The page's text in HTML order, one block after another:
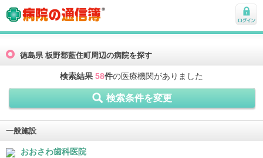
病院の通信簿
ログ
徳島県 板野郡藍住町周辺の病院を探す
検索結果 58件の医療機関がありました
検索条件を変更
一般施設
おおさわ歯科医院